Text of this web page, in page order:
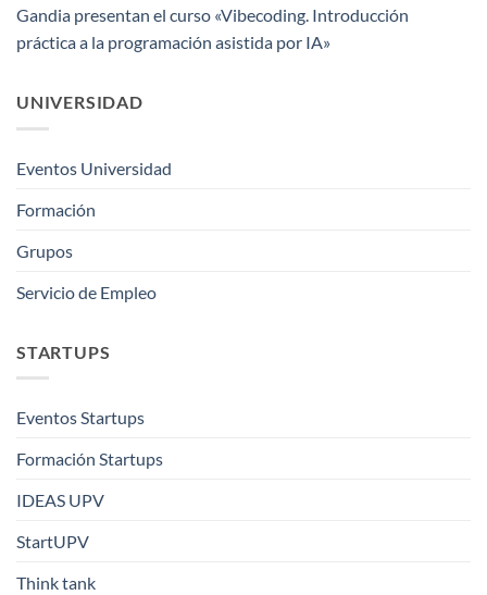
Gandia presentan el curso «Vibecoding. Introducción
práctica a la programación asistida por IA»
UNIVERSIDAD
Eventos Universidad
Formación
Grupos
Servicio de Empleo
STARTUPS
Eventos Startups
Formación Startups
IDEAS UPV
StartUPV
Think tank